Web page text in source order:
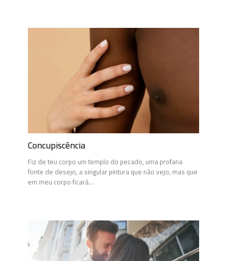
Concupiscência
Fiz de teu corpo um templo do pecado, uma profana
fonte de desejo, a singular pintura que não vejo, mas que
em meu corpo ficará…